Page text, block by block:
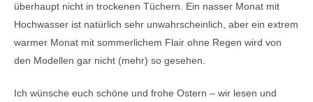
überhaupt nicht in trockenen Tüchern. Ein nasser Monat mit
Hochwasser ist natürlich sehr unwahrscheinlich, aber ein extrem
warmer Monat mit sommerlichem Flair ohne Regen wird von
den Modellen gar nicht (mehr) so gesehen.
Ich wünsche euch schöne und frohe Ostern – wir lesen und